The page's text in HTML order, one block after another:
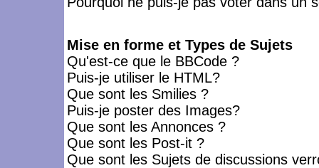
Mise en forme et Types de Sujets
Qu'est-ce que le BBCode ?
Puis-je utiliser le HTML?
Que sont les Smilies ?
Puis-je poster des Images?
Que sont les Annonces ?
Que sont les Post-it ?
Que sont les Sujets de discussions